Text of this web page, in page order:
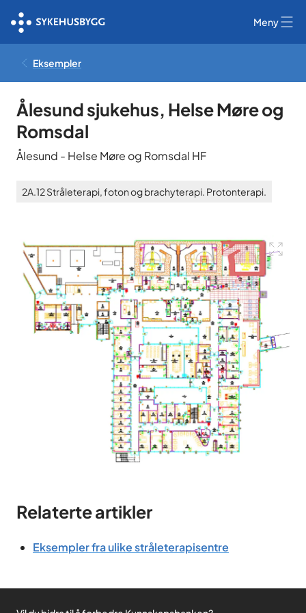
Meny
Eksempler
Ålesund sjukehus, Helse Møre og
Romsdal
Ålesund - Helse Møre og Romsdal HF
2A.12Stråleterapi, foton og brachyterapi. Protonterapi.
Relaterte artikler
Eksempler fra ulike stråleterapisentre